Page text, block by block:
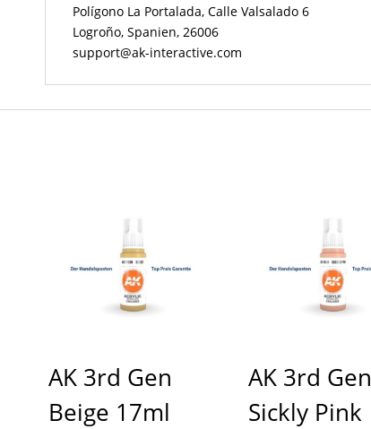
Polígono La Portalada, Calle Valsalado 6
Logroño, Spanien, 26006
support@ak-interactive.com
AK 3rd Gen
Beige 17ml
AK 3rd Gen
Sickly Pink